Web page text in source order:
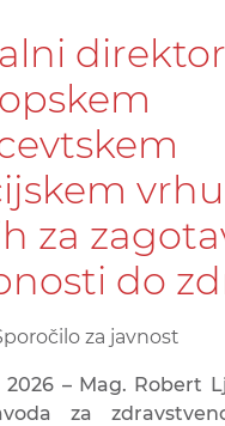
za
do
za javnost
2026 – Mag. Robert
za